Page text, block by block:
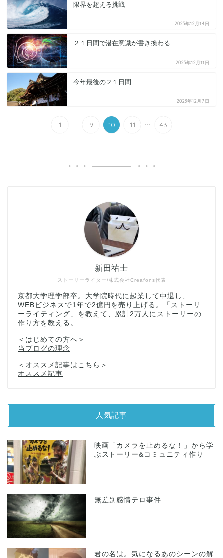
限界を超える挑戦
2023年12月14日
２１日間で潜在意識が書き換わる
2023年12月11日
今年最後の２１日間
2023年12月7日
1 ... 9 10 11 ... 43
ストーリーライター/株式会社Creafons代表
新田祐士
京都大学理学部卒。大学院時代に起業して中退し、
WEBビジネスで1年で2億円を売り上げる。「ストーリ
ーライティング」を教えて、累計2万人にストーリーの
作り方を教える。
＜はじめての方へ＞
当ブログの理念
＜オススメ記事はこちら＞
オススメ記事
人気記事
映画「カメラを止めるな！」から学
ぶストーリー&コミュニティ作り
無差別感情テロ事件
君の名は。気になるあのシーンの解